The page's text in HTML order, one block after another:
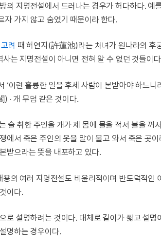
의 지명전설에서 드러나는 경우가 허다하다. 예
자 가지 않고 숨었기 때문이라 한다.
고려 때 허연지(許蓮池)라는 처녀가 원나라의 후
는 지명전설이 아니면 전혀 알 수 없던 것들이
이런 훌륭한 일을 후세 사람이 본받아야 하느니
· 개 무덤 같은 것이다.
술 취한 주인을 개가 제 몸에 물을 적셔 불을 꺼
에서 죽은 주인의 옷을 말이 물고 와서 죽은 곳
받으라는 뜻을 내포하고 있다.
의 여러 지명전설도 비윤리적이며 반도덕적인
이다.
로 설명하려는 것이다. 대체로 길이가 짧고 설명
명하는 경우이다.